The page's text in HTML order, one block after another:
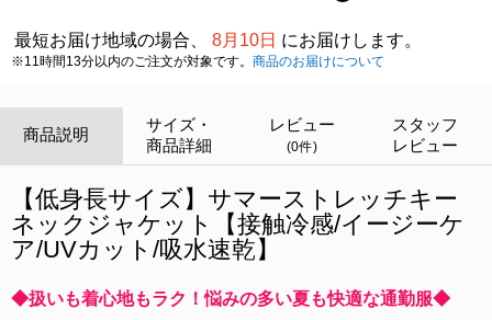
最短お届け地域の場合、 8月10日 にお届けします。
※11時間13分以内のご注文が対象です。 商品のお届けについて
商品説明
サイズ・
商品詳細
レビュー
(0件)
スタッフ
レビュー
【低身長サイズ】サマーストレッチキー
ネックジャケット【接触冷感/イージーケ
ア/UVカット/吸水速乾】
◆扱いも着心地もラク！悩みの多い夏も快適な通勤服◆